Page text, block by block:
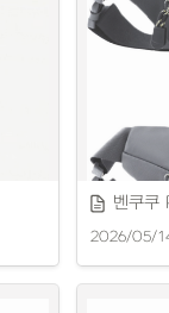
편리한 디자
벤쿠쿠
2026/05/